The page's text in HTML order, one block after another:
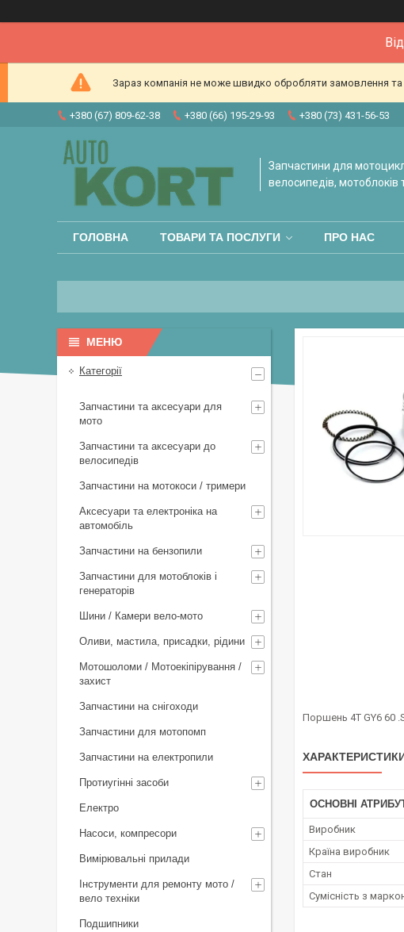
Зараз компанія не може швидко обробляти замовлення та
+380 (67) 809-62-38 +380 (66) 195-29-93 +380 (73) 431-56-53
Запчастини для
велосипедів, мотоблоків
ГОЛОВНА ТОВАРИ ТА ПОСЛУГИ ПРО НАС
Поршень 4T GY6 60
ОСНОВНІ
Виробник
Країна виробник
Стан
Сумісність з
Категорії
Запчастини та аксесуари для
мото
Запчастини та аксесуари до
велосипедів
Запчастини на мотокоси / тримери
Аксесуари та електроніка на
автомобіль
Запчастини на бензопили
Запчастини для мотоблоків і
генераторів
Шини / Камери вело-мото
Оливи, мастила, присадки, рідини
Мотошоломи / Мотоекіпірування /
захист
Запчастини на снігоходи
Запчастини для мотопомп
Запчастини на електропили
Протиугінні засоби
Електро
Насоси, компресори
Вимірювальні прилади
Інструменти для ремонту мото /
вело техніки
Подшипники